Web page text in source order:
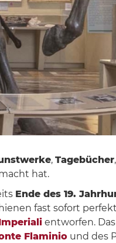
, Tagebücher,
hat.
Ende des 19.
fast sofort
entworfen.
Flaminiound des